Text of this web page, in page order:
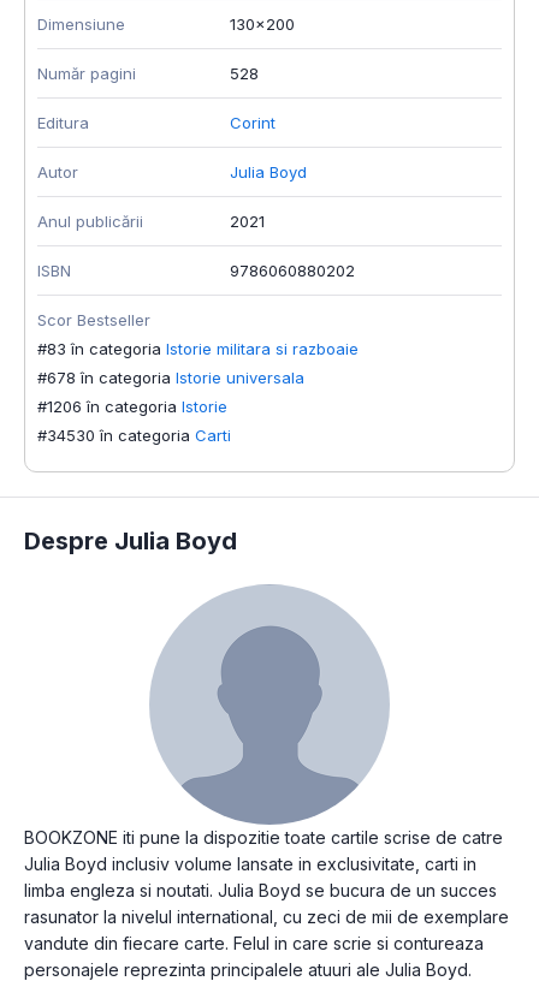
Dimensiune 130x200
Număr pagini 528
Editura Corint
Autor Julia Boyd
Anul publicării 2021
ISBN 9786060880202
Scor Bestseller
#83 în categoria Istorie militara si razboaie
#678 în categoria Istorie universala
#1206 în categoria Istorie
#34530 în categoria Carti
Despre Julia Boyd
BOOKZONE iti pune la dispozitie toate cartile scrise de catre
Julia Boyd inclusiv volume lansate in exclusivitate, carti in
limba engleza si noutati. Julia Boyd se bucura de un succes
rasunator la nivelul international, cu zeci de mii de exemplare
vandute din fiecare carte. Felul in care scrie si contureaza
personajele reprezinta principalele atuuri ale Julia Boyd.